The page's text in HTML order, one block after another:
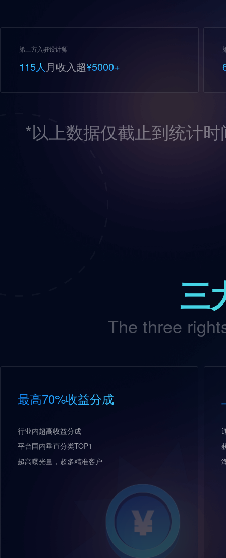
第三方入驻设计师
115人 月收入超¥5000+
*以上数据仅截止到统计
三
The three
最高70%收益分成
行业内超高收益分成
平台国内垂直分类TOP1
超高曝光量，超多精准客户